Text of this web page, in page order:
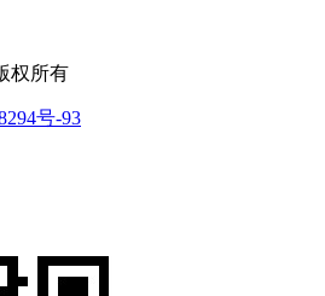
权所有
号-93